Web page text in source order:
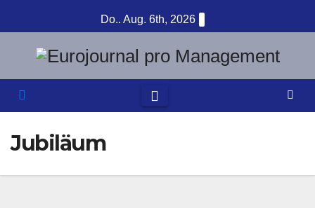
Inhalt
springen
Do.. Aug. 6th, 2026
Jubiläum